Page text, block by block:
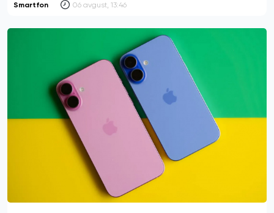
Smartfon 06 avgust, 13:46